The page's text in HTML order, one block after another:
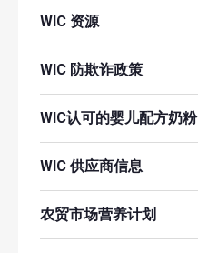
WIC 资源
WIC 防欺诈政策
WIC认可的婴儿配方奶粉
WIC 供应商信息
农贸市场营养计划